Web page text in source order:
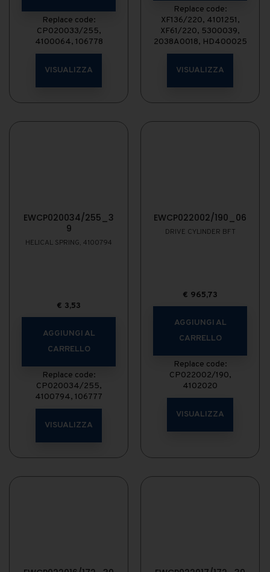
Replace code:
CP020033/255,
4100064, 106778
VISUALIZZA
Replace code:
XF136/220, 4101251,
XF61/220, 5300039,
2038A0018, HD400025
VISUALIZZA
EWCP020034/255_3
9
HELICAL SPRING, 4100794
€ 3,53
AGGIUNGI AL
CARRELLO
Replace code:
CP020034/255,
4100794, 106777
VISUALIZZA
EWCP022002/190_06
DRIVE CYLINDER BFT
€ 965,73
AGGIUNGI AL
CARRELLO
Replace code:
CP022002/190,
4102020
VISUALIZZA